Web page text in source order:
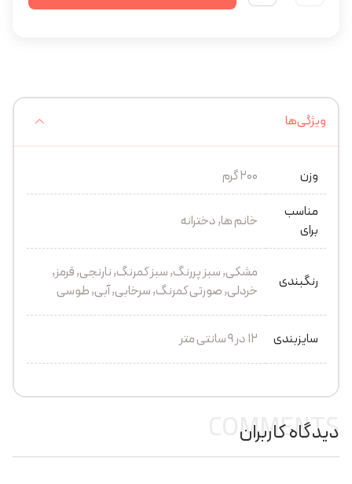
ویژگی‌ها
وزن
200 گرم
مناسب
برای
خانم ها, دخترانه
رنگبندی
مشکی, سبز پررنگ, سبز کمرنگ, نارنجی, قرمز,
خردلی, صورتی کمرنگ, سرخابی, آبی, طوسی
سایزبندی ۱۲ در ۹ سانتی متر
دیدگاه کاربران
COMMENTS